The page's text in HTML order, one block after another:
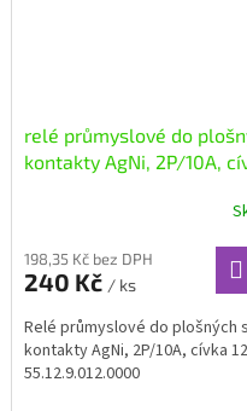
relé průmyslové do
kontakty AgNi, 2P/10A,
198,35 Kč bez DPH
240 Kč / ks
Relé průmyslové do plošných
kontakty AgNi, 2P/10A, cívka
55.12.9.012.0000